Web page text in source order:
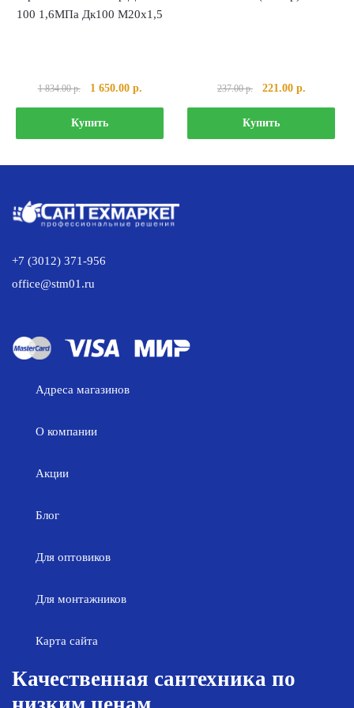
100 1,6МПа Дк100 М20х1,5
1 834.00р.
Первоначальная
цена
составляла
1
1 650.00 р.Текущая
цена:
650.00 р..
Купить
237.00р.
Первоначальная
цена
составляла
237.00 р..
221.00 р.Текущая
цена:
Купить
+7 (3012) 371-956
office@stm01.ru
Адреса магазинов
О компании
Акции
Блог
Для оптовиков
Для монтажников
Карта сайта
Качественная сантехника по